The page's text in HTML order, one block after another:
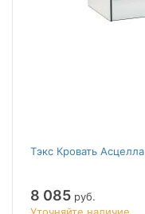
Тэкс Кровать Асцелла
8 085 руб.